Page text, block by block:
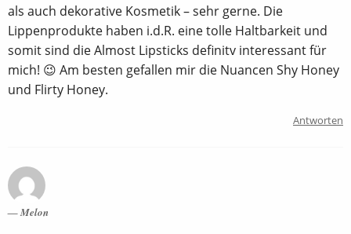
als auch dekorative Kosmetik – sehr gerne. Die
Lippenprodukte haben i.d.R. eine tolle Haltbarkeit und
somit sind die Almost Lipsticks definitv interessant für
mich! 😉 Am besten gefallen mir die Nuancen Shy Honey
und Flirty Honey.
Antworten
Melon